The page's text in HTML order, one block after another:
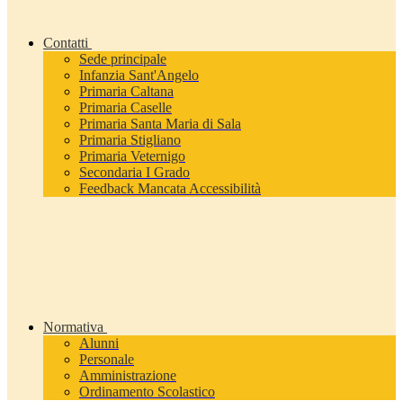
Contatti
Sede principale
Infanzia Sant'Angelo
Primaria Caltana
Primaria Caselle
Primaria Santa Maria di Sala
Primaria Stigliano
Primaria Veternigo
Secondaria I Grado
Feedback Mancata Accessibilità
Normativa
Alunni
Personale
Amministrazione
Ordinamento Scolastico